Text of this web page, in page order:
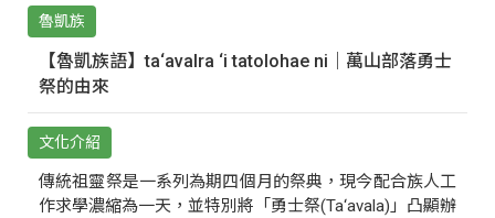
魯凱族
【魯凱族語】ta‘avalra ‘i tatolohae ni｜萬山部落勇士
祭的由來
文化介紹
傳統祖靈祭是一系列為期四個月的祭典，現今配合族人工
作求學濃縮為一天，並特別將「勇士祭(Ta‘avala)」凸顯辦